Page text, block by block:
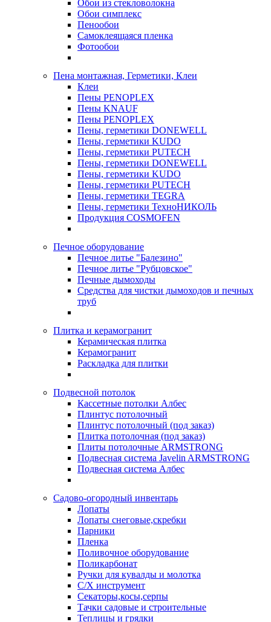
Обои из стекловолокна
Обои симплекс
Пенообои
Самоклеящаяся пленка
Фотообои
Пена монтажная, Герметики, Клеи
Клеи
Пены PENOPLEX
Пены KNAUF
Пены PENOPLEX
Пены, герметики DONEWELL
Пены, герметики KUDO
Пены, герметики PUTECH
Пены, герметики DONEWELL
Пены, герметики KUDO
Пены, герметики PUTECH
Пены, герметики TEGRA
Пены, герметики ТехноНИКОЛЬ
Продукция COSMOFEN
Печное оборудование
Печное литье "Балезино"
Печное литье "Рубцовское"
Печные дымоходы
Средства для чистки дымоходов и печных
труб
Плитка и керамогранит
Керамическая плитка
Керамогранит
Раскладка для плитки
Подвесной потолок
Кассетные потолки Албес
Плинтус потолочный
Плинтус потолочный (под заказ)
Плитка потолочная (под заказ)
Плиты потолочные ARMSTRONG
Подвесная система Javelin ARMSTRONG
Подвесная система Албес
Садово-огородный инвентарь
Лопаты
Лопаты снеговые,скребки
Парники
Пленка
Поливочное оборудование
Поликарбонат
Ручки для кувалды и молотка
С/Х инструмент
Секаторы,косы,серпы
Тачки садовые и строительные
Теплицы и грядки